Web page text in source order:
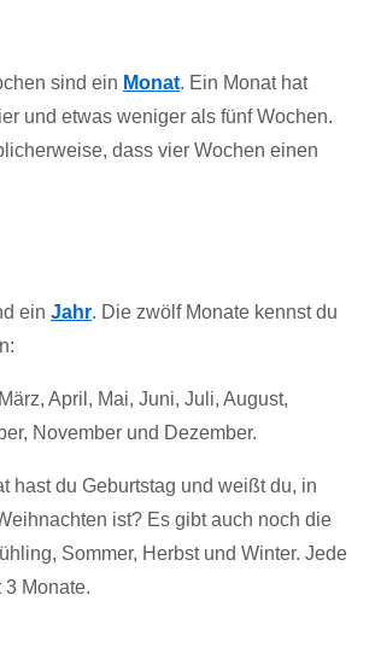
sind ein Monat. Ein Monat hat
und etwas weniger als fünf Wochen.
dass vier Wochen einen
ein Jahr. Die zwölf Monate kennst du
April, Mai, Juni, Juli, August,
November und Dezember.
hast du Geburtstag und weißt du, in
ist? Es gibt auch noch die
Sommer, Herbst und Winter. Jede
Monate.